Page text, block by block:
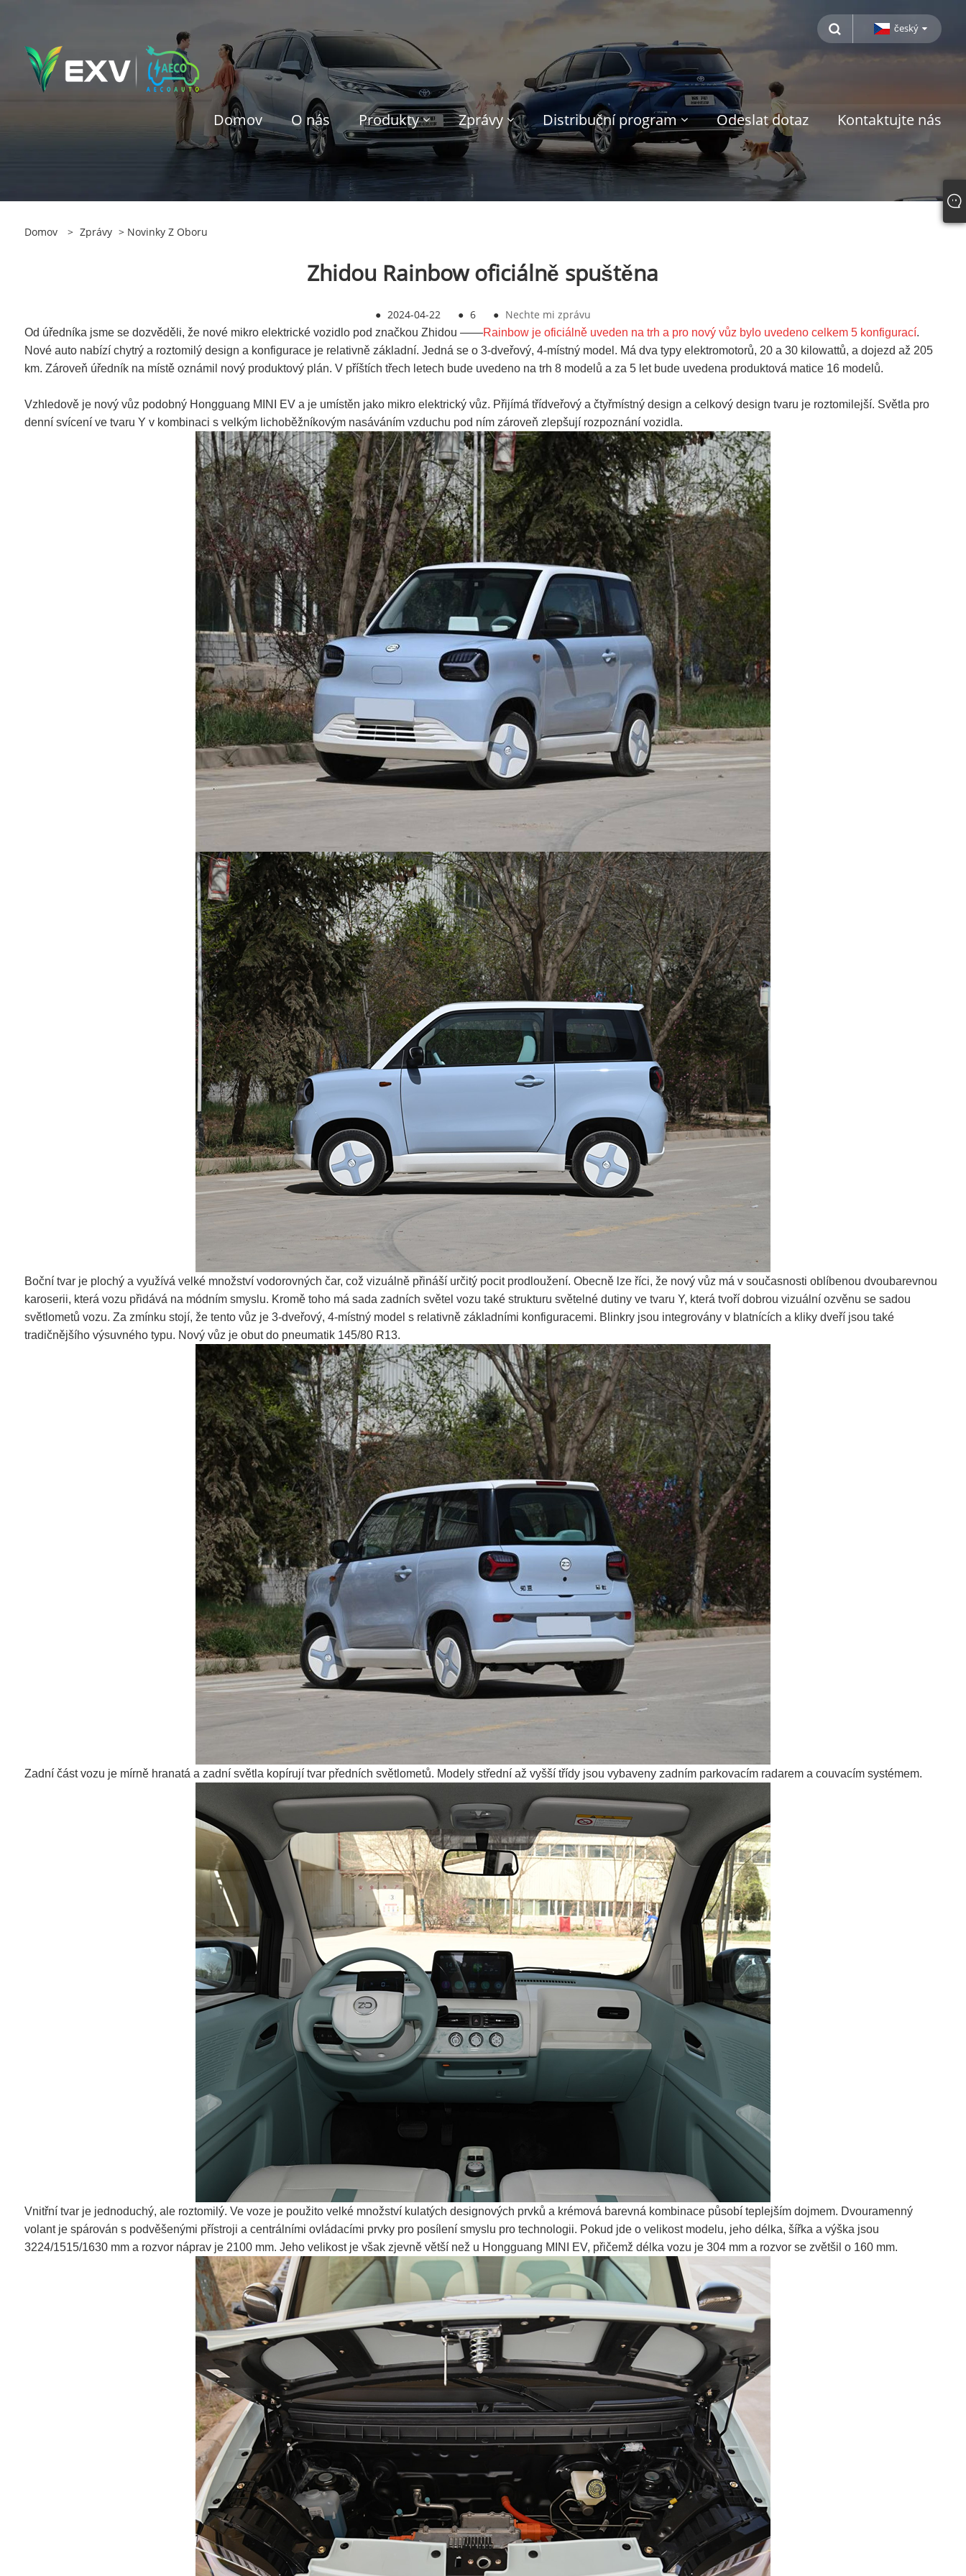
český
Domov O nás Produkty Zprávy Distribuční program Odeslat dotaz Kontaktujte nás
Domov > Zprávy > Novinky Z Oboru
Zhidou Rainbow oficiálně spuštěna
● 2024-04-22 ● 6 ● Nechte mi zprávu
Od úředníka jsme se dozvěděli, že nové mikro elektrické vozidlo pod značkou Zhidou ——Rainbow je oficiálně uveden na trh a pro nový vůz bylo uvedeno celkem 5 konfigurací.
Nové auto nabízí chytrý a roztomilý design a konfigurace je relativně základní. Jedná se o 3-dveřový, 4-místný model. Má dva typy elektromotorů, 20 a 30 kilowattů, a dojezd až 205
km. Zároveň úředník na místě oznámil nový produktový plán. V příštích třech letech bude uvedeno na trh 8 modelů a za 5 let bude uvedena produktová matice 16 modelů.
Vzhledově je nový vůz podobný Hongguang MINI EV a je umístěn jako mikro elektrický vůz. Přijímá třídveřový a čtyřmístný design a celkový design tvaru je roztomilejší. Světla pro
denní svícení ve tvaru Y v kombinaci s velkým lichoběžníkovým nasáváním vzduchu pod ním zároveň zlepšují rozpoznání vozidla.
Boční tvar je plochý a využívá velké množství vodorovných čar, což vizuálně přináší určitý pocit prodloužení. Obecně lze říci, že nový vůz má v současnosti oblíbenou dvoubarevnou
karoserii, která vozu přidává na módním smyslu. Kromě toho má sada zadních světel vozu také strukturu světelné dutiny ve tvaru Y, která tvoří dobrou vizuální ozvěnu se sadou
světlometů vozu. Za zmínku stojí, že tento vůz je 3-dveřový, 4-místný model s relativně základními konfiguracemi. Blinkry jsou integrovány v blatnících a kliky dveří jsou také
tradičnějšího výsuvného typu. Nový vůz je obut do pneumatik 145/80 R13.
Zadní část vozu je mírně hranatá a zadní světla kopírují tvar předních světlometů. Modely střední až vyšší třídy jsou vybaveny zadním parkovacím radarem a couvacím systémem.
Vnitřní tvar je jednoduchý, ale roztomilý. Ve voze je použito velké množství kulatých designových prvků a krémová barevná kombinace působí teplejším dojmem. Dvouramenný
volant je spárován s podvěšenými přístroji a centrálními ovládacími prvky pro posílení smyslu pro technologii. Pokud jde o velikost modelu, jeho délka, šířka a výška jsou
3224/1515/1630 mm a rozvor náprav je 2100 mm. Jeho velikost je však zjevně větší než u Hongguang MINI EV, přičemž délka vozu je 304 mm a rozvor se zvětšil o 160 mm.